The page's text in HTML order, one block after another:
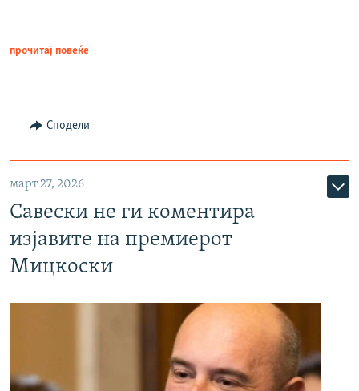
прочитај повеќе
Сподели
март 27, 2026
Савески не ги коментира
изјавите на премиерот
Мицкоски